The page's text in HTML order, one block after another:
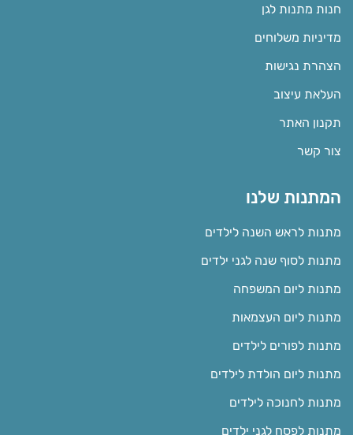
חנות מתנות לגן
מדיניות משלוחים
הצהרת נגישות
העלאת עיצוב
תקנון האתר
צור קשר
המתנות שלנו
מתנות לראש השנה לילדים
מתנות לסוף שנה לגני ילדים
מתנות ליום המשפחה
מתנות ליום העצמאות
מתנות לפורים לילדים
מתנות ליום הולדת לילדים
מתנות לחנוכה לילדים
מתנות לפסח לגני ילדים